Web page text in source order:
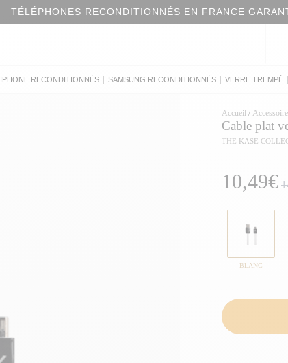
TÉLÉPHONES RECONDITIONNÉS EN FRANCE
IPHONE RECONDITIONNÉS SAMSUNG RECONDITIONNÉS VERRE TREMPÉ
Accueil /
Cable plat
THE KASE
10,49€
BLANC